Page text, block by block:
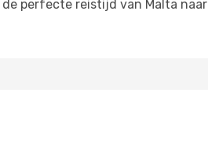
perfecte reistijd van Malta naar